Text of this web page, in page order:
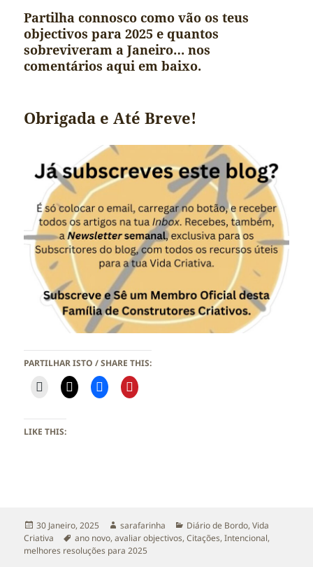
Partilha connosco como vão os teus
objectivos para 2025 e quantos
sobreviveram a Janeiro… nos
comentários aqui em baixo.
Obrigada e Até Breve!
PARTILHAR ISTO / SHARE THIS:
LIKE THIS:
Publicado
a
30 Janeiro, 2025 Autor
sarafarinha Categorias
Diário de Bordo,Vida
Criativa
Etiquetas
ano novo,avaliar objectivos,Citações,Intencional,
melhores resoluções para 2025